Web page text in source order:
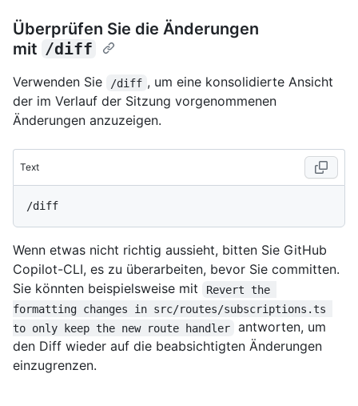
Überprüfen Sie die Änderungen
mit /diff
Verwenden Sie /diff , um eine konsolidierte Ansicht
der im Verlauf der Sitzung vorgenommenen
Änderungen anzuzeigen.
Text
Wenn etwas nicht richtig aussieht, bitten Sie GitHub
Copilot-CLI, es zu überarbeiten, bevor Sie committen.
Sie könnten beispielsweise mit
Revert the
formatting changes in src/routes/subscriptions.ts
to only keep the new route handler
antworten, um
den Diff wieder auf die beabsichtigten Änderungen
einzugrenzen.